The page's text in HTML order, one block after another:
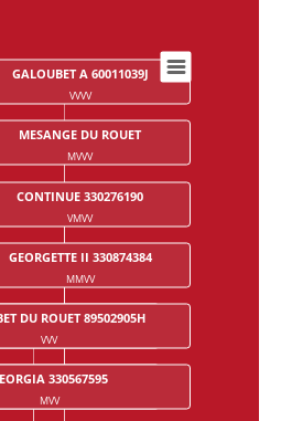
points.
DU ROUET 89502905H
VVV
330567595
MVV
GALOUBET A 60011039J
VVVV
MESANGE DU ROUET
MVVV
CONTINUE 330276190
VMVV
GEORGETTE II 330874384
MMVV
GRAPHIT 310412264
ODESSA 317141667